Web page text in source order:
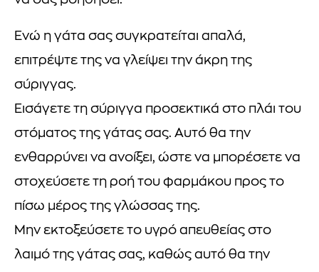
Ενώ η γάτα σας συγκρατείται απαλά,
επιτρέψτε της να γλείψει την άκρη της
σύριγγας.
Εισάγετε τη σύριγγα προσεκτικά στο πλάι του
στόματος της γάτας σας. Αυτό θα την
ενθαρρύνει να ανοίξει, ώστε να μπορέσετε να
στοχεύσετε τη ροή του φαρμάκου προς το
πίσω μέρος της γλώσσας της.
Μην εκτοξεύσετε το υγρό απευθείας στο
λαιμό της γάτας σας, καθώς αυτό θα την